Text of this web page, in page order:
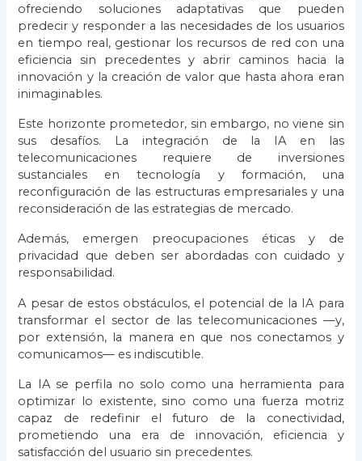
ofreciendo soluciones adaptativas que pueden
predecir y responder a las necesidades de los usuarios
en tiempo real, gestionar los recursos de red con una
eficiencia sin precedentes y abrir caminos hacia la
innovación y la creación de valor que hasta ahora eran
inimaginables.
Este horizonte prometedor, sin embargo, no viene sin
sus desafíos. La integración de la IA en las
telecomunicaciones requiere de inversiones
sustanciales en tecnología y formación, una
reconfiguración de las estructuras empresariales y una
reconsideración de las estrategias de mercado.
Además, emergen preocupaciones éticas y de
privacidad que deben ser abordadas con cuidado y
responsabilidad.
A pesar de estos obstáculos, el potencial de la IA para
transformar el sector de las telecomunicaciones —y,
por extensión, la manera en que nos conectamos y
comunicamos— es indiscutible.
La IA se perfila no solo como una herramienta para
optimizar lo existente, sino como una fuerza motriz
capaz de redefinir el futuro de la conectividad,
prometiendo una era de innovación, eficiencia y
satisfacción del usuario sin precedentes.